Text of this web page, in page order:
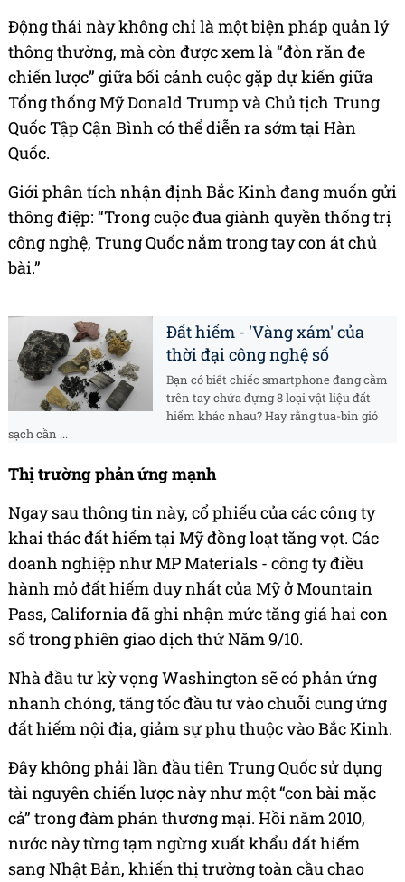
Động thái này không chỉ là một biện pháp quản lý
thông thường, mà còn được xem là “đòn răn đe
chiến lược” giữa bối cảnh cuộc gặp dự kiến giữa
Tổng thống Mỹ Donald Trump và Chủ tịch Trung
Quốc Tập Cận Bình có thể diễn ra sớm tại Hàn
Quốc.
Giới phân tích nhận định Bắc Kinh đang muốn gửi
thông điệp: “Trong cuộc đua giành quyền thống trị
công nghệ, Trung Quốc nắm trong tay con át chủ
bài.”
Đất hiếm - 'Vàng xám' của
thời đại công nghệ số
Bạn có biết chiếc smartphone đang cầm
trên tay chứa đựng 8 loại vật liệu đất
hiếm khác nhau? Hay rằng tua-bin gió
sạch cần ...
Thị trường phản ứng mạnh
Ngay sau thông tin này, cổ phiếu của các công ty
khai thác đất hiếm tại Mỹ đồng loạt tăng vọt. Các
doanh nghiệp như MP Materials - công ty điều
hành mỏ đất hiếm duy nhất của Mỹ ở Mountain
Pass, California đã ghi nhận mức tăng giá hai con
số trong phiên giao dịch thứ Năm 9/10.
Nhà đầu tư kỳ vọng Washington sẽ có phản ứng
nhanh chóng, tăng tốc đầu tư vào chuỗi cung ứng
đất hiếm nội địa, giảm sự phụ thuộc vào Bắc Kinh.
Đây không phải lần đầu tiên Trung Quốc sử dụng
tài nguyên chiến lược này như một “con bài mặc
cả” trong đàm phán thương mại. Hồi năm 2010,
nước này từng tạm ngừng xuất khẩu đất hiếm
sang Nhật Bản, khiến thị trường toàn cầu chao